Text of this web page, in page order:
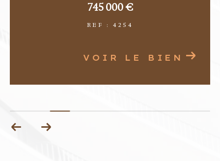
745 000 €
REF : 4254
VOIR LE BIEN